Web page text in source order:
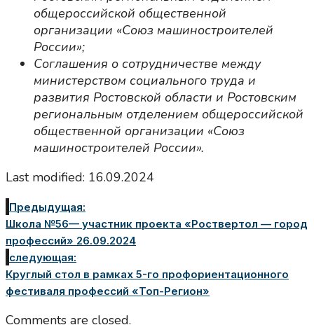
общероссийской общественной
организации «Союз машиностроителей
России»;
Соглашения о сотрудничестве между
министерством социального труда и
развития Ростовской области и Ростовским
региональным отделением общероссийской
общественной организации «Союз
машиностроителей России».
Last modified: 16.09.2024
Предыдущая:
Школа №56— участник проекта «Роствертол — город
профессий» 26.09.2024
следующая:
Круглый стол в рамках 5-го профориентационного
фестиваля профессий «Топ-Регион»
Comments are closed.